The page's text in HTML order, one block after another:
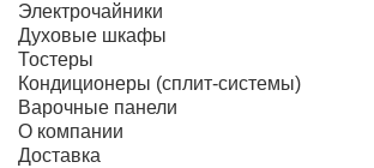
Электрочайники
Духовые шкафы
Тостеры
Кондиционеры (сплит-системы)
Варочные панели
О компании
Доставка